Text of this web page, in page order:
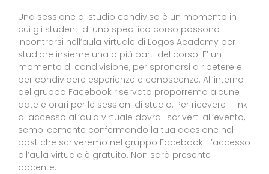
Una sessione di studio condiviso è un momento in
cui gli studenti di uno specifico corso possono
incontrarsi nell’aula virtuale di Logos Academy per
studiare insieme una o più parti del corso. E’ un
momento di condivisione, per spronarsi a ripetere e
per condividere esperienze e conoscenze. All’interno
del gruppo Facebook riservato proporremo alcune
date e orari per le sessioni di studio. Per ricevere il link
di accesso all’aula virtuale dovrai iscriverti all’evento,
semplicemente confermando la tua adesione nel
post che scriveremo nel gruppo Facebook. L’accesso
all’aula virtuale è gratuito. Non sarà presente il
docente.